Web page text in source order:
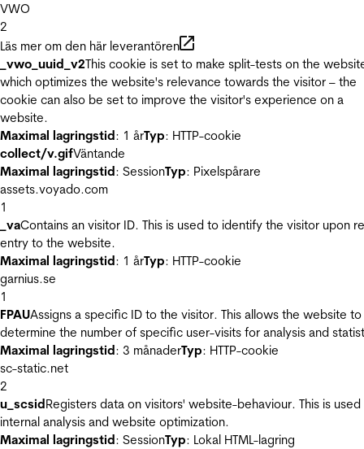
VWO
2
Läs mer om den här leverantören
_vwo_uuid_v2This cookie is set to make split-tests on the
which optimizes the website's relevance towards the visitor – the
cookie can also be set to improve the visitor's experience on a
website.
Maximal lagringstid: 1 årTyp: HTTP-cookie
collect/v.gifVäntande
Maximal lagringstid: SessionTyp: Pixelspårare
assets.voyado.com
1
_vaContains an visitor ID. This is used to identify the visitor upon
entry to the website.
Maximal lagringstid: 1 årTyp: HTTP-cookie
garnius.se
1
FPAUAssigns a specific ID to the visitor. This allows the website to
determine the number of specific user-visits for analysis and
Maximal lagringstid: 3 månaderTyp: HTTP-cookie
sc-static.net
2
u_scsidRegisters data on visitors' website-behaviour. This is
internal analysis and website optimization.
Maximal lagringstid: SessionTyp: Lokal HTML-lagring